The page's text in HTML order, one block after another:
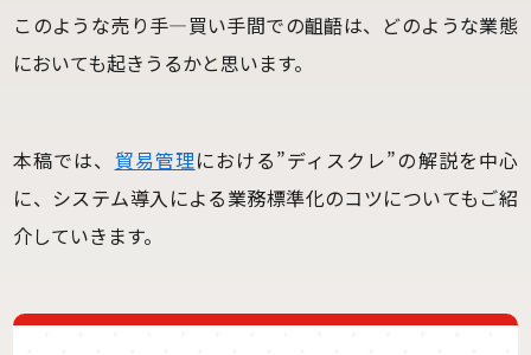
このような売り手―買い手間での齟齬は、どのような業態
においても起きうるかと思います。
本稿では、 貿易管理における”ディスクレ”の解説を中心
に、システム導入による業務標準化のコツについてもご紹
介していきます。